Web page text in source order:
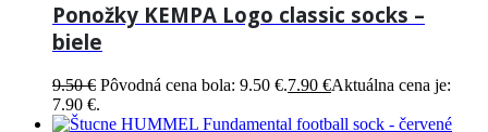
Ponožky KEMPA Logo classic socks –
biele
9.50€ Pôvodná cena bola: 9.50 €.7.90 €Aktuálna cena je:
7.90 €.